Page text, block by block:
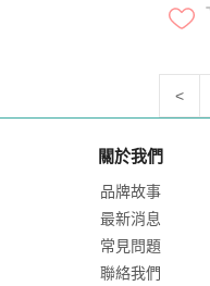
<
關於我們
品牌故事
最新消息
常見問題
聯絡我們